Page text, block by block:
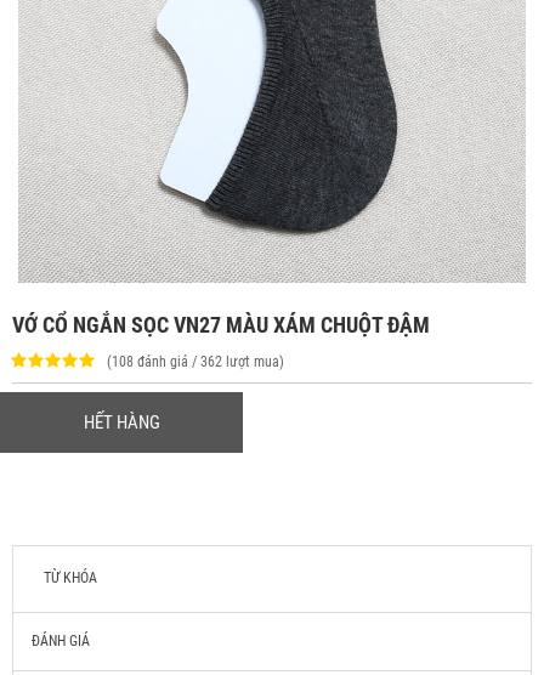
VỚ CỔ NGẮN SỌC VN27 MÀU XÁM CHUỘT ĐẬM
(108 đánh giá / 362 lượt mua)
HẾT HÀNG
TỪ KHÓA
ĐÁNH GIÁ